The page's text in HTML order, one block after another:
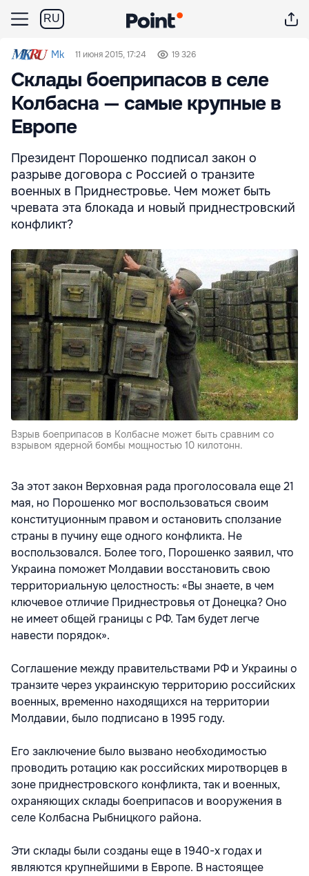
RU
Mk 11 июня 2015, 17:24 19 326
Склады боеприпасов в селе
Колбасна — самые крупные в
Европе
Президент Порошенко подписал закон о
разрыве договора с Россией о транзите
военных в Приднестровье. Чем может быть
чревата эта блокада и новый приднестровский
конфликт?
Взрыв боеприпасов в Колбасне может быть сравним со
взрывом ядерной бомбы мощностью 10 килотонн.
За этот закон Верховная рада проголосовала еще 21
мая, но Порошенко мог воспользоваться своим
конституционным правом и остановить сползание
страны в пучину еще одного конфликта. Не
воспользовался. Более того, Порошенко заявил, что
Украина поможет Молдавии восстановить свою
территориальную целостность: «Вы знаете, в чем
ключевое отличие Приднестровья от Донецка? Оно
не имеет общей границы с РФ. Там будет легче
навести порядок».
Соглашение между правительствами РФ и Украины о
транзите через украинскую территорию российских
военных, временно находящихся на территории
Молдавии, было подписано в 1995 году.
Его заключение было вызвано необходимостью
проводить ротацию как российских миротворцев в
зоне приднестровского конфликта, так и военных,
охраняющих склады боеприпасов и вооружения в
селе Колбасна Рыбницкого района.
Эти склады были созданы еще в 1940-х годах и
являются крупнейшими в Европе. В настоящее